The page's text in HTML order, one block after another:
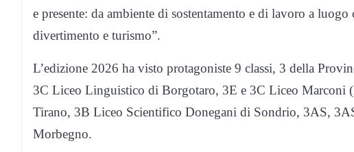
e presente: da ambiente di sostentamento e di lavoro a
divertimento e turismo”.
L’edizione 2026 ha visto protagoniste 9 classi, 3 della
3C Liceo Linguistico di Borgotaro, 3E e 3C Liceo Marconi
Tirano, 3B Liceo Scientifico Donegani di Sondrio, 3AS,
Morbegno.